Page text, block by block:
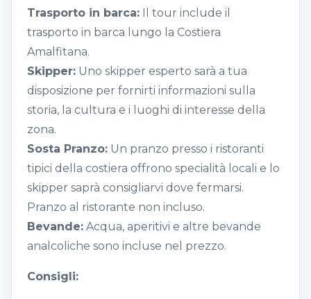
Trasporto in barca: Il tour include il
trasporto in barca lungo la Costiera
Amalfitana.
Skipper: Uno skipper esperto sarà a tua
disposizione per fornirti informazioni sulla
storia, la cultura e i luoghi di interesse della
zona.
Sosta Pranzo: Un pranzo presso i ristoranti
tipici della costiera offrono specialità locali e lo
skipper saprà consigliarvi dove fermarsi.
Pranzo al ristorante non incluso.
Bevande: Acqua, aperitivi e altre bevande
analcoliche sono incluse nel prezzo.
Consigli: